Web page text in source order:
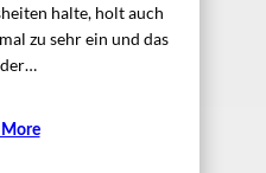
halte, holt auch
zu sehr ein und das
More